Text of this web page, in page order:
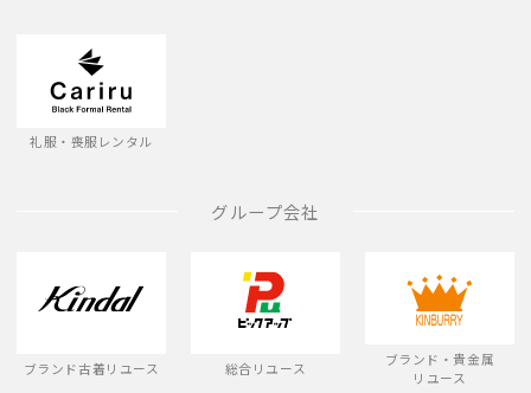
礼服・喪服レンタル
グループ会社
ブランド古着リユース 総合リユース
ブランド・貴金属
リユース